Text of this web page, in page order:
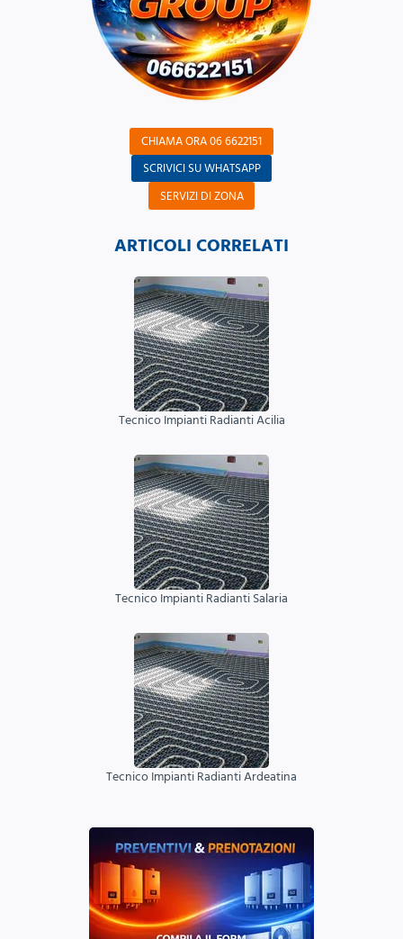
CHIAMA ORA 06 6622151
SCRIVICI SU WHATSAPP
SERVIZI DI ZONA
ARTICOLI CORRELATI
Tecnico Impianti Radianti Acilia
Tecnico Impianti Radianti Salaria
Tecnico Impianti Radianti Ardeatina